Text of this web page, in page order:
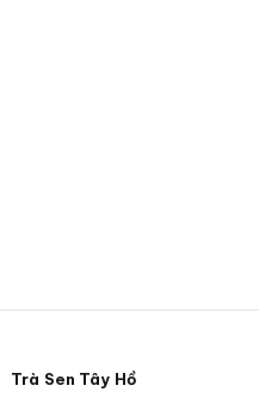
Trà Sen Tây Hồ